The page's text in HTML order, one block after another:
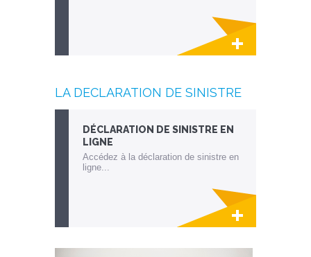
LA DECLARATION DE SINISTRE
DÉCLARATION DE SINISTRE EN
LIGNE
Accédez à la déclaration de sinistre en
ligne...